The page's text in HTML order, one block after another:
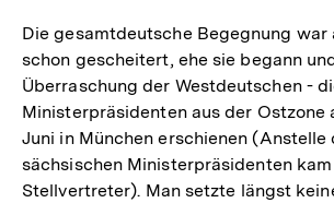
Die gesamtdeutsche Begegnung war
schon gescheitert, ehe sie begann
Überraschung der Westdeutschen -
Ministerpräsidenten aus der Ostzone
Juni in München erschienen (Anstelle
sächsischen Ministerpräsidenten
Stellvertreter). Man setzte längst